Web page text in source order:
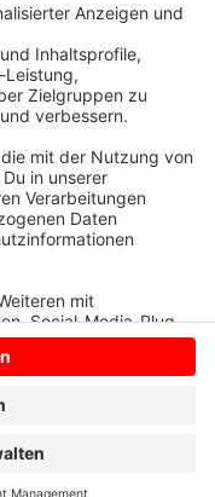
zusätzlichen